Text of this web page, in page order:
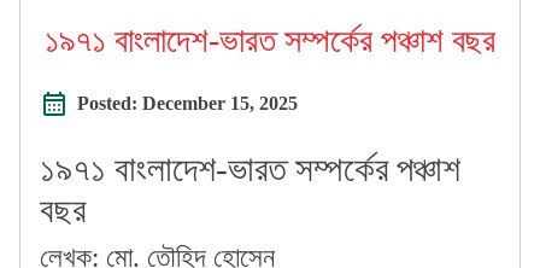
১৯৭১ বাংলাদেশ-ভারত সম্পর্কের পঞ্চাশ বছর
Posted: December 15, 2025
১৯৭১ বাংলাদেশ-ভারত সম্পর্কের পঞ্চাশ
বছর
লেখক: মো. তৌহিদ হোসেন